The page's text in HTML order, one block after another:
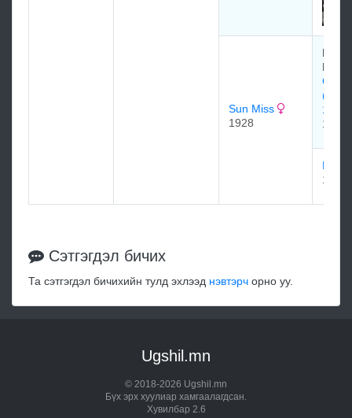
Sun Miss
1928
Сан
(Sun
1915
1918
Сэтгэгдэл бичих
Та сэтгэгдэл бичихийн тулд эхлээд нэвтэрч орно уу.
Ugshil.mn
© 2018-2026 Ugshil.mn
Бүх эрх хуулиар хамгаалагдсан.
Хувилбар 2.6